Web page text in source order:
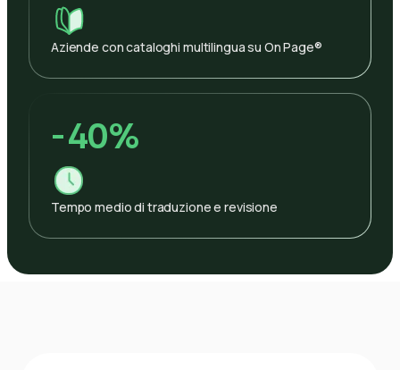
Aziende con cataloghi multilingua su On Page®
-40%
Tempo medio di traduzione e revisione